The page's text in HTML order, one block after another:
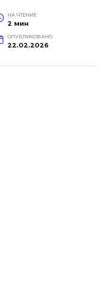
НА ЧТЕНИЕ
2 мин
ОПУБЛИКОВАНО
22.02.2026